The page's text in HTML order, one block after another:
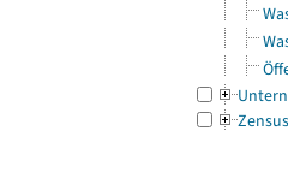
Zensus